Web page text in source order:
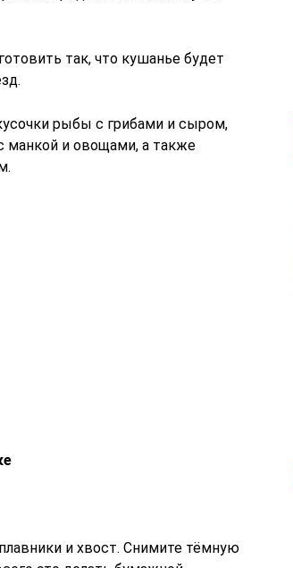
так, что кушанье будет
рыбы с грибами и сыром,
манкой и овощами, а также
и хвост. Снимите тёмную